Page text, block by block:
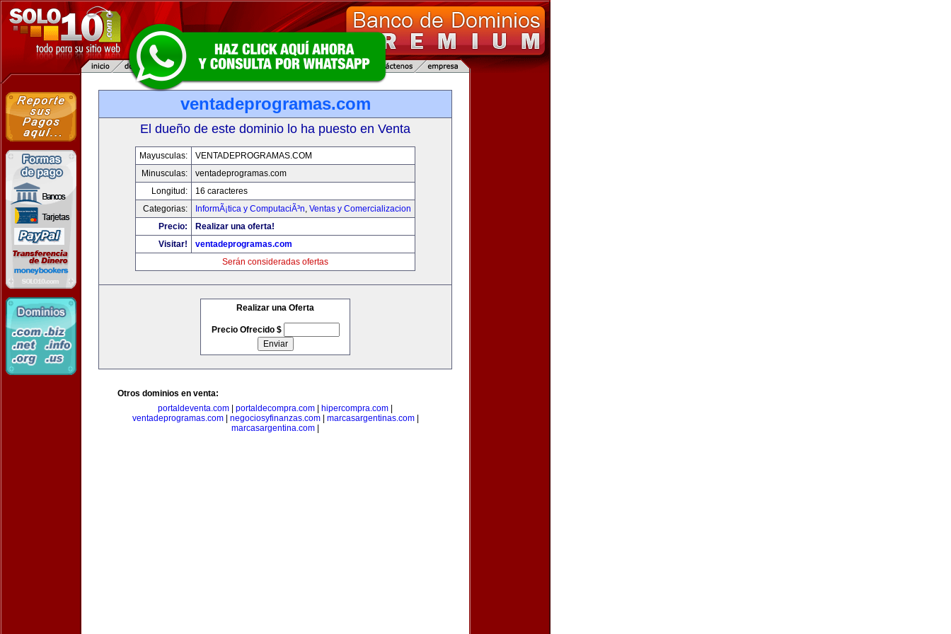
ventadeprogramas.com
El dueño de este dominio lo ha puesto en Venta
Mayusculas:
VENTADEPROGRAMAS.COM
Minusculas:
ventadeprogramas.com
Longitud:
16 caracteres
Categorias:
InformÃ¡tica y ComputaciÃ³n, Ventas y Comercializacion
Precio:
Realizar una oferta!
Visitar!
ventadeprogramas.com
Serán consideradas ofertas
Realizar una Oferta
Precio Ofrecido $
Otros dominios en venta:
portaldeventa.com
portaldecompra.com hipercompra.com
ventadeprogramas.com| negociosyfinanzas.com| marcasargentinas.com|
marcasargentina.com